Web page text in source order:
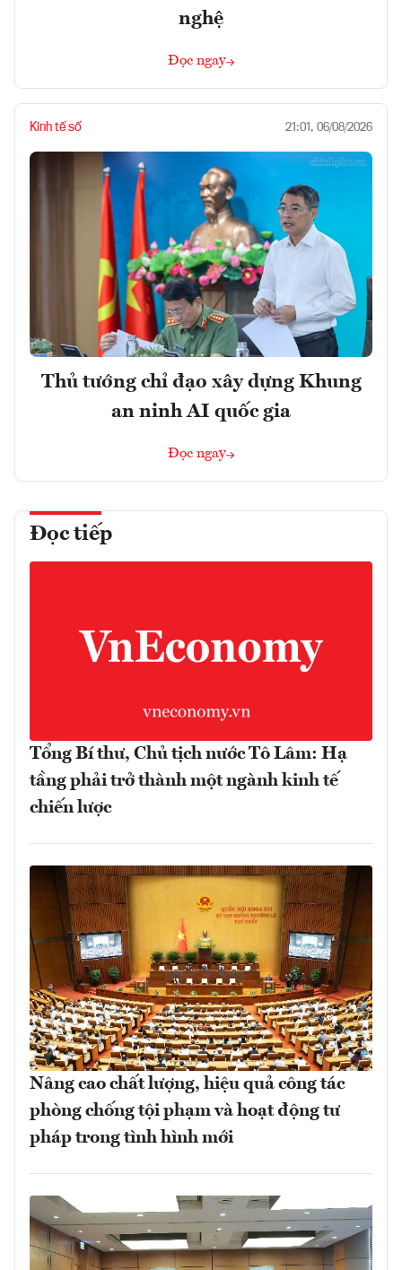
nghệ
Đọc ngay
Kinh tế số 21:01, 06/08/2026
Thủ tướng chỉ đạo xây dựng Khung
an ninh AI quốc gia
Đọc ngay
Đọc tiếp
Tổng Bí thư, Chủ tịch nước Tô Lâm: Hạ
tầng phải trở thành một ngành kinh tế
chiến lược
Nâng cao chất lượng, hiệu quả công tác
phòng chống tội phạm và hoạt động tư
pháp trong tình hình mới